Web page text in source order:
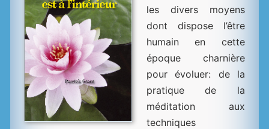
les divers moyens
dont dispose l’être
humain en cette
époque charnière
pour évoluer: de la
pratique de la
méditation aux
techniques